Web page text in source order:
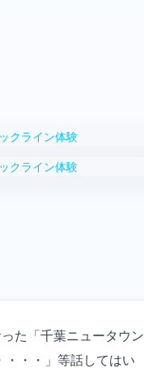
た「千葉ニュータウン
・・」等話してはい